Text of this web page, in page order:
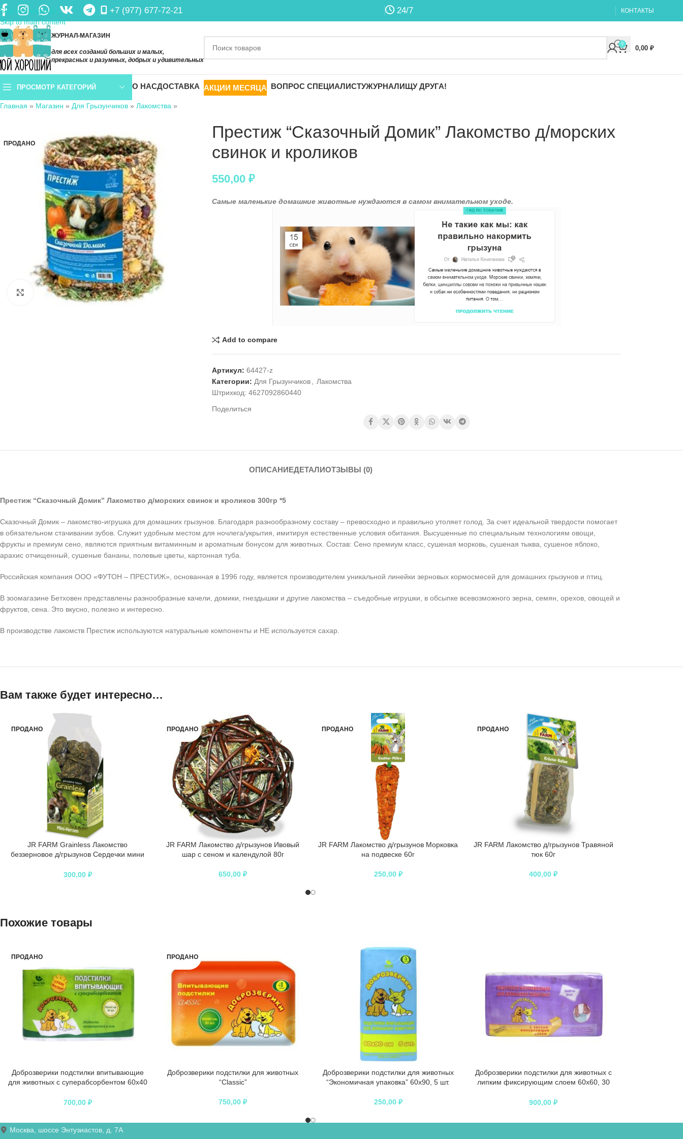
Skip to navigation
Skip to main content
+7 (977) 677-72-21 24/7 КОНТАКТЫ
ЖУРНАЛ-МАГАЗИН
для всех созданий больших и малых,
прекрасных и разумных, добрых и удивительных
0
0,00 ₽
ПРОСМОТР КАТЕГОРИЙ О НАСДОСТАВКА АКЦИИ МЕСЯЦА ВОПРОС СПЕЦИАЛИСТУЖУРНАЛИЩУ ДРУГА!
Главная » Магазин » Для Грызунчиков » Лакомства »
ПРОДАНО
Нажмите, чтобы увеличить
Престиж “Сказочный Домик” Лакомство д/морских
свинок и кроликов
550,00₽
Самые маленькие домашние животные нуждаются в самом внимательном уходе.
Add to compare
Артикул:64427-z
Категории: Для Грызунчиков
Лакомства
Штрихкод:4627092860440
Поделиться
ОПИСАНИЕДЕТАЛИОТЗЫВЫ (0)
Престиж “Сказочный Домик” Лакомство д/морских свинок и кроликов 300гр *5
Сказочный Домик – лакомство-игрушка для домашних грызунов. Благодаря разнообразному составу – превосходно и правильно утоляет голод. За счет идеальной твердости помогает
в обязательном стачивании зубов. Служит удобным местом для ночлега/укрытия, имитируя естественные условия обитания. Высушенные по специальным технологиям овощи,
фрукты и премиум сено, являются приятным витаминным и ароматным бонусом для животных. Состав: Сено премиум класс, сушеная морковь, сушеная тыква, сушеное яблоко,
арахис отчищенный, сушеные бананы, полевые цветы, картонная туба.
Российская компания ООО «ФУТОН – ПРЕСТИЖ», основанная в 1996 году, является производителем уникальной линейки зерновых кормосмесей для домашних грызунов и птиц.
В зоомагазине Бетховен представлены разнообразные качели, домики, гнездышки и другие лакомства – съедобные игрушки, в обсыпке всевозможного зерна, семян, орехов, овощей и
фруктов, сена. Это вкусно, полезно и интересно.
В производстве лакомств Престиж используются натуральные компоненты и НЕ используется сахар.
Вам также будет интересно…
ПРОДАНО
JR FARM Grainless Лакомство
беззерновое д/грызунов Сердечки мини
300,00 ₽
ПРОДАНО
JR FARM Лакомство д/грызунов Ивовый
шар с сеном и календулой 80г
650,00₽
ПРОДАНО
JR FARM Лакомство д/грызунов Морковка
на подвеске 60г
250,00 ₽
ПРОДАНО
JR FARM Лакомство д/грызунов Травяной
тюк 60г
400,00₽
Похожие товары
ПРОДАНО
Доброзверики подстилки впитывающие
для животных с суперабсорбентом 60х40
700,00 ₽
ПРОДАНО
Доброзверики подстилки для животных
“Classic”
750,00₽
Доброзверики подстилки для животных
“Экономичная упаковка” 60х90, 5 шт.
250,00 ₽
Доброзверики подстилки для животных с
липким фиксирующим слоем 60х60, 30
900,00₽
Москва, шоссе Энтузиастов, д. 7А